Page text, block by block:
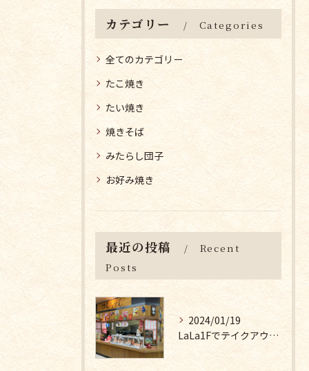
カテゴリー Categories
全てのカテゴリー
たこ焼き
たい焼き
焼きそば
みたらし団子
お好み焼き
最近の投稿
Recent
Posts
2024/01/19
LaLa1Fでテイクアウト！お好み焼き・たこ焼き・焼きそば・たい焼き・みたらし団子など